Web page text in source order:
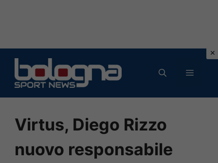
contenuto
MENU
Virtus, Diego Rizzo
nuovo responsabile